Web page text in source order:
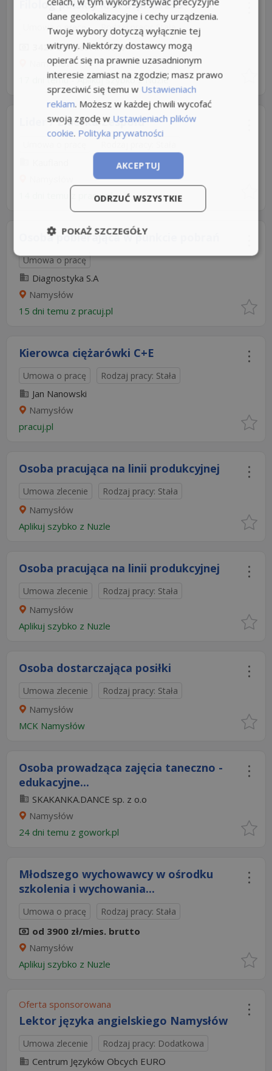
Filolog polskiy k/m ofpr26/255
Umowa o pracę Rodzaj pracy: Stała
3420 zł/mies. brutto
Namysłów
17 dni temu -Aplikuj szybko z Nuzle
Lider / Liderka Zespołu
pracuj.pl
Osoba pobierająca w punkcie pobrań
Umowa o pracę
Diagnostyka S.A
Namysłów
15 dni temu z pracuj.pl
Kierowca ciężarówki C+E
Umowa o pracę Rodzaj pracy: Stała
Jan Nanowski
Namysłów
pracuj.pl
Osoba pracująca na linii produkcyjnej
Umowa zlecenie Rodzaj pracy: Stała
Namysłów
Aplikuj szybko z Nuzle
Osoba pracująca na linii produkcyjnej
Umowa zlecenie Rodzaj pracy: Stała
Namysłów
Aplikuj szybko z Nuzle
Osoba dostarczająca posiłki
Umowa zlecenie Rodzaj pracy: Stała
Namysłów
MCK Namysłów
Osoba prowadząca zajęcia taneczno -
edukacyjne...
SKAKANKA.DANCE sp. z o.o
Namysłów
24 dni temu z gowork.pl
Młodszego wychowawcy w ośrodku
szkolenia i wychowania...
Umowa o pracę Rodzaj pracy: Stała
od 3900 zł/mies. brutto
Namysłów
Aplikuj szybko z Nuzle
Oferta sponsorowana
Lektor języka angielskiego Namysłów
Umowa zlecenie Rodzaj pracy: Dodatkowa
Centrum Języków Obcych EURO
dane geolokalizacyjne i cechy urządzenia.
Twoje wybory dotyczą wyłącznie tej
witryny. Niektórzy dostawcy mogą
opierać się na prawnie uzasadnionym
interesie zamiast na zgodzie; masz prawo
sprzeciwić się temu w Ustawieniach
reklam. Możesz w każdej chwili wycofać
swoją zgodę w Ustawieniach plików
cookie. Polityka prywatności
AKCEPTUJ
ODRZUĆ WSZYSTKIE
POKAŻ SZCZEGÓŁY